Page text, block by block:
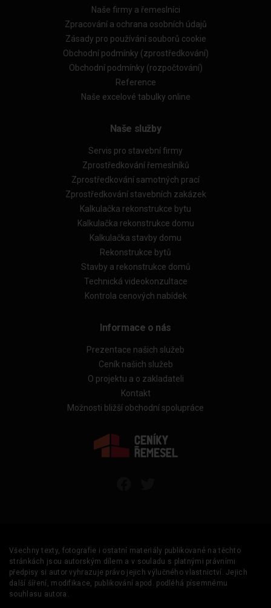
Naše firmy a řemeslníci
Zpracování a ochrana osobních údajů
Zásady pro používání souborů cookie
Obchodní podmínky (zprostředkování)
Obchodní podmínky (rozpočtování)
Reference
Naše excelové tabulky online
Naše služby
Servis pro stavební firmy
Zprostředkování řemeslníků
Zprostředkování samotných prací
Zprostředkování stavebních zakázek
Kalkulačka rekonstrukce bytu
Kalkulačka rekonstrukce domu
Kalkulačka stavby domu
Rekonstrukce bytů
Stavby a rekonstrukce domů
Technická videokonzultace
Kontrola cenových nabídek
Informace o nás
Prezentace našich služeb
Ceník našich služeb
O projektu a o zakladateli
Kontakt
Možnosti bližší obchodní spolupráce
Všechny texty, fotografie i ostatní materiály publikované na těchto
stránkách jsou autorským dílem a v souladu s platnými právními
předpisy si autor vyhrazuje právo jejich výlučného vlastnictví. Jejich
další šíření, modifikace, publikování apod. podléhá písemnému
souhlasu autora.